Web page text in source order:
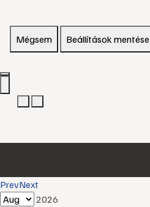
Mégsem Beállítások mentése
PrevNext
2026